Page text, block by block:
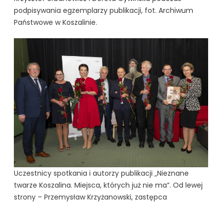
podpisywania egzemplarzy publikacji, fot. Archiwum
Państwowe w Koszalinie.
Uczestnicy spotkania i autorzy publikacji „Nieznane
twarze Koszalina. Miejsca, których już nie ma”. Od lewej
strony – Przemysław Krzyżanowski, zastępca